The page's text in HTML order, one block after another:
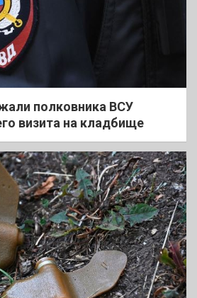
полковника ВСУ
визита на кладбище